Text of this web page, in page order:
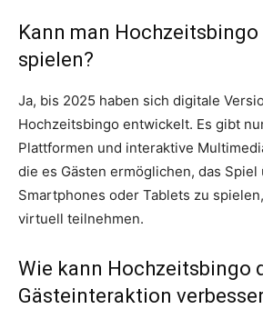
Kann man Hochzeitsbingo
spielen?
Ja, bis 2025 haben sich digitale
Hochzeitsbingo entwickelt. Es gibt
Plattformen und interaktive
die es Gästen ermöglichen, das Spiel
Smartphones oder Tablets zu
virtuell teilnehmen.
Wie kann Hochzeitsbingo
Gästeinteraktion